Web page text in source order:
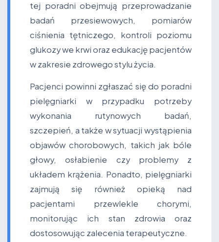
tej poradni obejmują przeprowadzanie
badań przesiewowych, pomiarów
ciśnienia tętniczego, kontroli poziomu
glukozy we krwi oraz edukację pacjentów
w zakresie zdrowego stylu życia.
Pacjenci powinni zgłaszać się do poradni
pielęgniarki w przypadku potrzeby
wykonania rutynowych badań,
szczepień, a także w sytuacji wystąpienia
objawów chorobowych, takich jak bóle
głowy, osłabienie czy problemy z
układem krążenia. Ponadto, pielęgniarki
zajmują się również opieką nad
pacjentami przewlekle chorymi,
monitorując ich stan zdrowia oraz
dostosowując zalecenia terapeutyczne.